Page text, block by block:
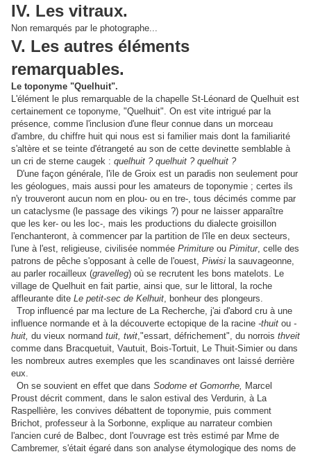
IV. Les vitraux.
Non remarqués par le photographe...
V. Les autres éléments
remarquables.
Le toponyme "Quelhuit".
L'élément le plus remarquable de la chapelle St-Léonard de Quelhuit est
certainement ce toponyme, "Quelhuit". On est vite intrigué par la
présence, comme l'inclusion d'une fleur connue dans un morceau
d'ambre, du chiffre huit qui nous est si familier mais dont la familiarité
s'altère et se teinte d'étrangeté au son de cette devinette semblable à
un cri de sterne caugek : quelhuit ? quelhuit ? quelhuit ?
D'une façon générale, l'ïle de Groix est un paradis non seulement pour
les géologues, mais aussi pour les amateurs de toponymie ; certes ils
n'y trouveront aucun nom en plou- ou en tre-, tous décimés comme par
un cataclysme (le passage des vikings ?) pour ne laisser apparaître
que les ker- ou les loc-, mais les productions du dialecte groisillon
l'enchanteront, à commencer par la partition de l'île en deux secteurs,
l'une à l'est, religieuse, civilisée nommée Primiture ou Pimitur, celle des
patrons de pêche s'opposant à celle de l'ouest, Piwisi la sauvageonne,
au parler rocailleux (gravelleg) où se recrutent les bons matelots. Le
village de Quelhuit en fait partie, ainsi que, sur le littoral, la roche
affleurante dite Le petit-sec de Kelhuit , bonheur des plongeurs.
Trop influencé par ma lecture de La Recherche, j'ai d'abord cru à une
influence normande et à la découverte ectopique de la racine -thuit ou -
huit, du vieux normand tuit, twit ,"essart, défrichement", du norrois thveit
comme dans Bracquetuit, Vautuit, Bois-Tortuit, Le Thuit-Simier ou dans
les nombreux autres exemples que les scandinaves ont laissé derrière
eux.
On se souvient en effet que dans Sodome et Gomorrhe,
Marcel
Proust décrit comment, dans le salon estival des Verdurin, à La
Raspellière, les convives débattent de toponymie, puis comment
Brichot, professeur à la Sorbonne, explique au narrateur combien
l'ancien curé de Balbec, dont l'ouvrage est très estimé par Mme de
Cambremer, s'était égaré dans son analyse étymologique des noms de